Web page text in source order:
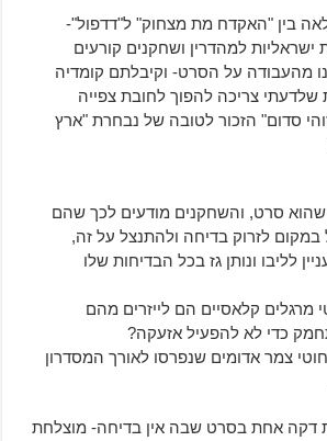
בין "האקדח מת מצחוק" ל"דדפול"-
ישראליות למהדרין ושחקנים קורעים
מהעבודה על הסרט- וקיבלתם קומדיה
של 95 דקות שלדעתי צריכה להפוך לחובת צפייה
סדום" הזכור לטובה של נבחרת "ארץ
סרט, והשחקנים מודעים לכך שהם
לזרוק בדיחה ולהתנצל על זה,
לליבו ונותן גז בכל הבדיחות שלו
מרגלים קלאסיים הם לייזרים מהם
כדי לא להפעיל אזעקה?
צמר אדומים שנפרסו לאורך המסדרון
דקה אחת בסרט שבה אין בדיחה- מוצלחת